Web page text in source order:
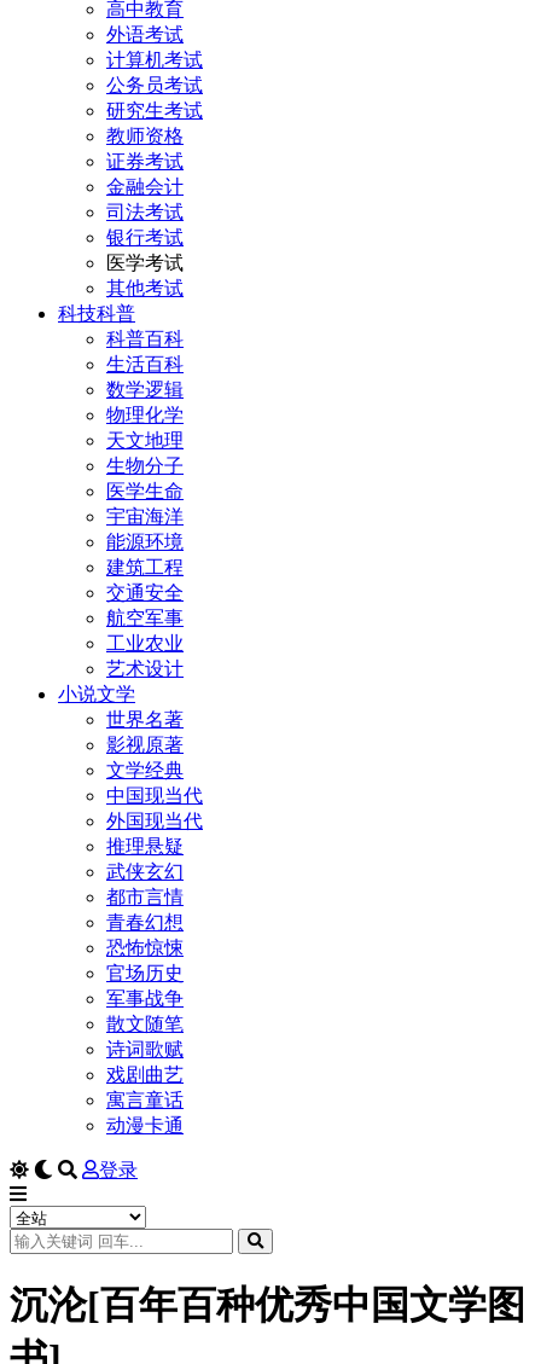
高中教育
外语考试
计算机考试
公务员考试
研究生考试
教师资格
证券考试
金融会计
司法考试
银行考试
医学考试
其他考试
科技科普
科普百科
生活百科
数学逻辑
物理化学
天文地理
生物分子
医学生命
宇宙海洋
能源环境
建筑工程
交通安全
航空军事
工业农业
艺术设计
小说文学
世界名著
影视原著
文学经典
中国现当代
外国现当代
推理悬疑
武侠玄幻
都市言情
青春幻想
恐怖惊悚
官场历史
军事战争
散文随笔
诗词歌赋
戏剧曲艺
寓言童话
动漫卡通
登录
沉沦[百年百种优秀中国文学图